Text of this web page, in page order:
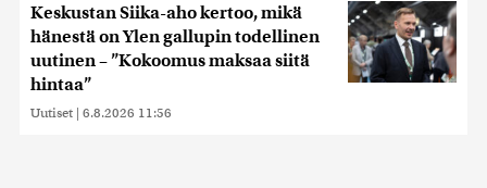
Keskustan Siika-aho kertoo, mikä
hänestä on Ylen gallupin todellinen
uutinen – ”Kokoomus maksaa siitä
hintaa”
Uutiset | 6.8.2026 11:56